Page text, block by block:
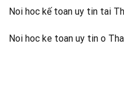
Noi hoc kế toan uy tin tai
Noi hoc ke toan uy tin o